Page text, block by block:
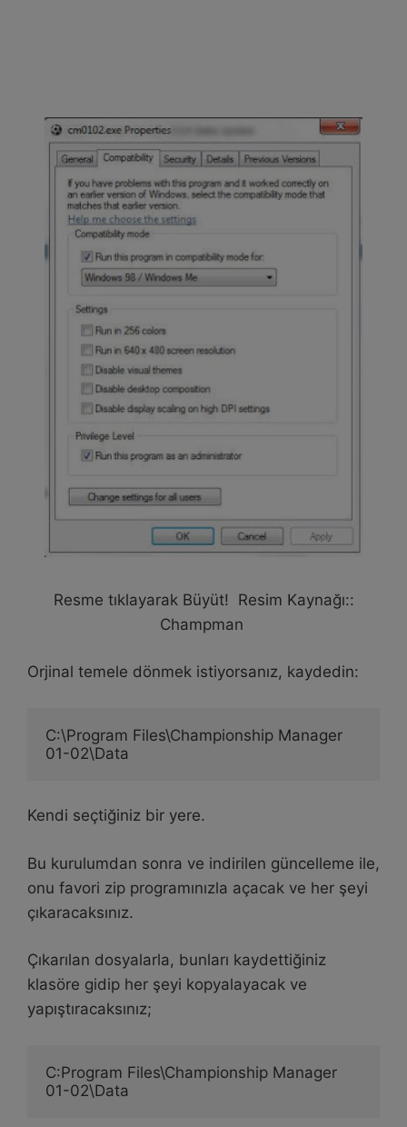
Resme tıklayarak Büyüt! Resim Kaynağı::
Champman
Orjinal temele dönmek istiyorsanız, kaydedin:
C:\Program Files\Championship Manager
01-02\Data
Kendi seçtiğiniz bir yere.
Bu kurulumdan sonra ve indirilen güncelleme ile,
onu favori zip programınızla açacak ve her şeyi
çıkaracaksınız.
Çıkarılan dosyalarla, bunları kaydettiğiniz
klasöre gidip her şeyi kopyalayacak ve
yapıştıracaksınız;
C:Program Files\Championship Manager
01-02\Data